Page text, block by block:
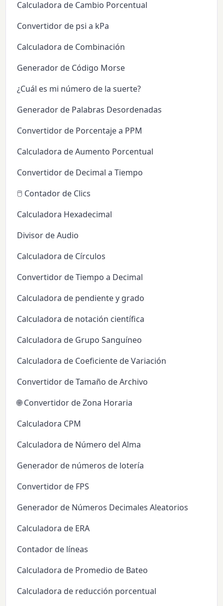
Calculadora de Cambio Porcentual
Convertidor de psi a kPa
Calculadora de Combinación
Generador de Código Morse
¿Cuál es mi número de la suerte?
Generador de Palabras Desordenadas
Convertidor de Porcentaje a PPM
Calculadora de Aumento Porcentual
Convertidor de Decimal a Tiempo
🖱️ Contador de Clics
Calculadora Hexadecimal
Divisor de Audio
Calculadora de Círculos
Convertidor de Tiempo a Decimal
Calculadora de pendiente y grado
Calculadora de notación científica
Calculadora de Grupo Sanguíneo
Calculadora de Coeficiente de Variación
Convertidor de Tamaño de Archivo
🌐 Convertidor de Zona Horaria
Calculadora CPM
Calculadora de Número del Alma
Generador de números de lotería
Convertidor de FPS
Generador de Números Decimales Aleatorios
Calculadora de ERA
Contador de líneas
Calculadora de Promedio de Bateo
Calculadora de reducción porcentual